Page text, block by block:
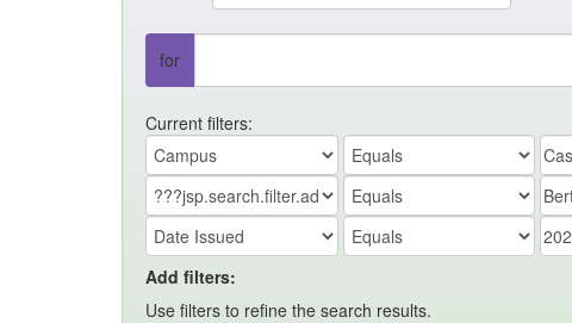
for
Current filters:
Add filters:
Use filters to refine the search results.